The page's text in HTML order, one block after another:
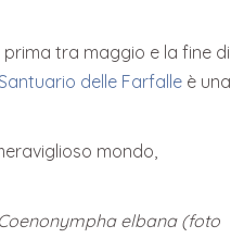
tra maggio e la fine di
delle Farfalle è una
mondo,
elbana (foto